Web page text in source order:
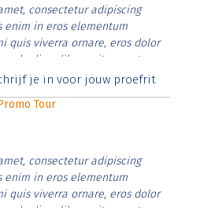
consectetur adipiscing
enim in eros elementum
quis viverra ornare, eros dolor
diam libero vitae erat.
justo cursus id rutrum lorem
je in voor jouw proefrit
Tour
consectetur adipiscing
enim in eros elementum
quis viverra ornare, eros dolor
diam libero vitae erat.